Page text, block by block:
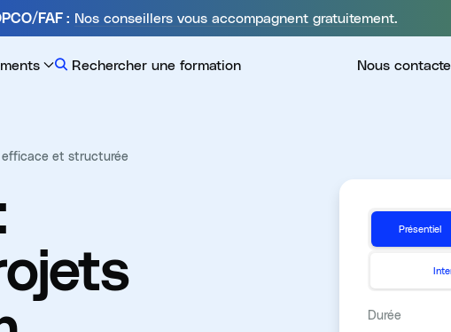
FAF : Nos conseillers vous accompagnent gratuitement.
Rechercher une formation Nous
efficace et structurée
Présentiel
Durée